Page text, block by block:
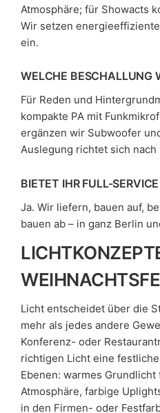
Atmosphäre; für Showacts
Wir setzen
ein.
WELCHE BESCHALLUNG
Für Reden und
kompakte PA mit
ergänzen wir Subwoofer
Auslegung richtet sich nach
BIETET IHR FULL-
Ja. Wir liefern, bauen auf,
bauen ab – in ganz Berlin
Licht entscheidet über die
mehr als jedes andere
Konferenz- oder
richtigen Licht eine
Ebenen: warmes
Atmosphäre, farbige
in den Firmen- oder